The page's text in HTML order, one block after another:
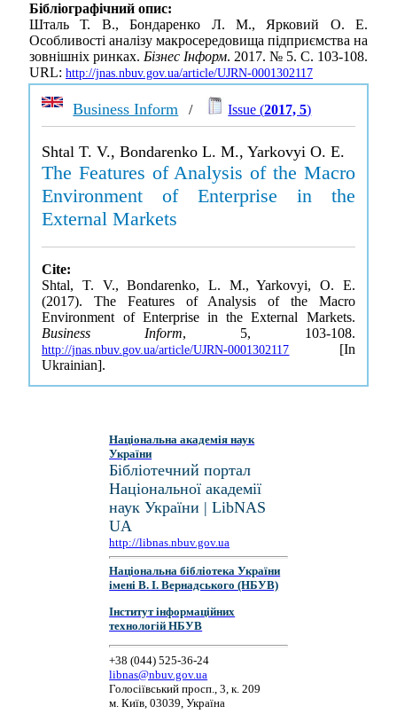
Бібліографічний опис:
Шталь Т. В., Бондаренко Л. М., Ярковий О. Е.
Особливості аналізу макросередовища підприємства на
зовнішніх ринках. Бізнес Інформ. 2017. № 5. С. 103-108.
URL: http://jnas.nbuv.gov.ua/article/UJRN-0001302117
Business Inform / Issue (2017, 5)
Shtal T. V., Bondarenko L. M., Yarkovyi O. E.
The Features of Analysis of the Macro
Environment of Enterprise in the
External Markets
Cite:
Shtal, T. V., Bondarenko, L. M., Yarkovyi, O. E.
(2017). The Features of Analysis of the Macro
Environment of Enterprise in the External Markets.
Business Inform, 5, 103-108.
http://jnas.nbuv.gov.ua/article/UJRN-0001302117 [In
Ukrainian].
Національна академія наук
України
Бібліотечний портал
Національної академії
наук України | LibNAS
UA
http://libnas.nbuv.gov.ua
Національна бібліотека України
імені В. І. Вернадського (НБУВ)
Інститут інформаційних
технологій НБУВ
+38 (044) 525-36-24
libnas@nbuv.gov.ua
Голосіївський просп., 3, к. 209
м. Київ, 03039, Україна